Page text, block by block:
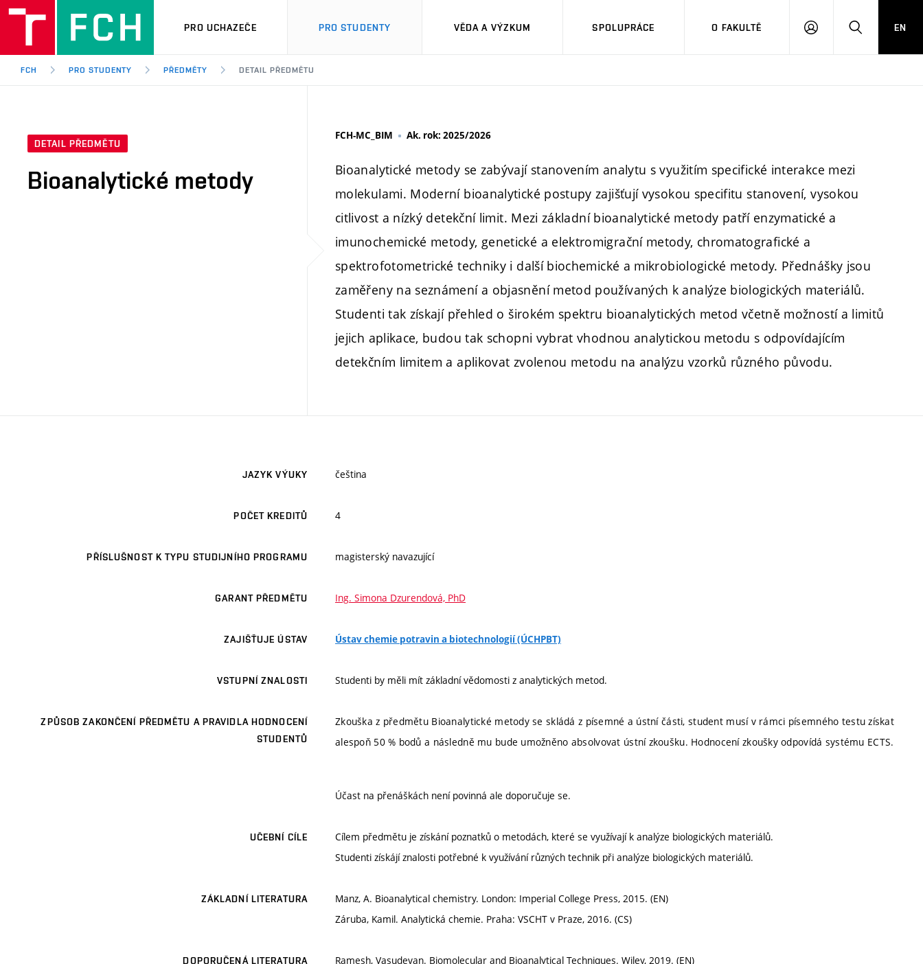
PRO UCHAZEČE PRO STUDENTY VĚDA A VÝZKUM SPOLUPRÁCE O FAKULTĚ
PŘIHLÁSITHLEDAT
EN
FCH PRO STUDENTY PŘEDMĚTY DETAIL PŘEDMĚTU
DETAIL PŘEDMĚTU
Bioanalytické metody
FCH-MC_BIM Ak. rok: 2025/2026
Bioanalytické metody se zabývají stanovením analytu s využitím specifické interakce mezi
molekulami. Moderní bioanalytické postupy zajišťují vysokou specifitu stanovení, vysokou
citlivost a nízký detekční limit. Mezi základní bioanalytické metody patří enzymatické a
imunochemické metody, genetické a elektromigrační metody, chromatografické a
spektrofotometrické techniky i další biochemické a mikrobiologické metody. Přednášky jsou
zaměřeny na seznámení a objasnění metod používaných k analýze biologických materiálů.
Studenti tak získají přehled o širokém spektru bioanalytických metod včetně možností a limitů
jejich aplikace, budou tak schopni vybrat vhodnou analytickou metodu s odpovídajícím
detekčním limitem a aplikovat zvolenou metodu na analýzu vzorků různého původu.
JAZYK VÝUKY čeština
POČET KREDITŮ 4
PŘÍSLUŠNOST K TYPU STUDIJNÍHO PROGRAMU magisterský navazující
GARANT PŘEDMĚTU Ing. Simona Dzurendová, PhD
ZAJIŠŤUJE ÚSTAV Ústav chemie potravin a biotechnologií (ÚCHPBT)
VSTUPNÍ ZNALOSTI Studenti by měli mít základní vědomosti z analytických metod.
ZPŮSOB ZAKONČENÍ PŘEDMĚTU A PRAVIDLA HODNOCENÍ
STUDENTŮ
Zkouška z předmětu Bioanalytické metody se skládá z písemné a ústní části, student musí v rámci písemného testu získat
alespoň 50 % bodů a následně mu bude umožněno absolvovat ústní zkoušku. Hodnocení zkoušky odpovídá systému ECTS.
Účast na přenáškách není povinná ale doporučuje se.
UČEBNÍ CÍLE
Cílem předmětu je získání poznatků o metodách, které se využívají k analýze biologických materiálů.
Studenti získájí znalosti potřebné k využívání různých technik při analýze biologických materiálů.
ZÁKLADNÍ LITERATURA
Manz, A. Bioanalytical chemistry. London: Imperial College Press, 2015. (EN)
Záruba, Kamil. Analytická chemie. Praha: VSCHT v Praze, 2016. (CS)
DOPORUČENÁ LITERATURA
Ramesh, Vasudevan. Biomolecular and Bioanalytical Techniques. Wiley, 2019. (EN)